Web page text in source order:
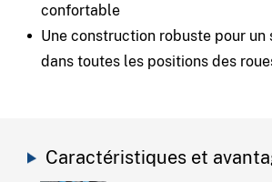
confortable
Une construction robuste pour
dans toutes les positions des
Caractéristiques et